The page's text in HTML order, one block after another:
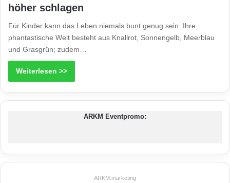
höher schlagen
Für Kinder kann das Leben niemals bunt genug sein. Ihre
phantastische Welt besteht aus Knallrot, Sonnengelb, Meerblau
und Grasgrün; zudem…
Weiterlesen >>
ARKM Eventpromo:
ARKM.marketing